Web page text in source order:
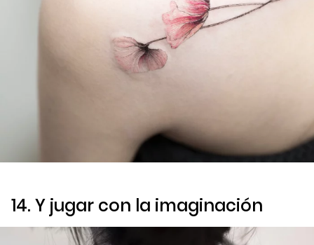
14. Y jugar con la imaginación